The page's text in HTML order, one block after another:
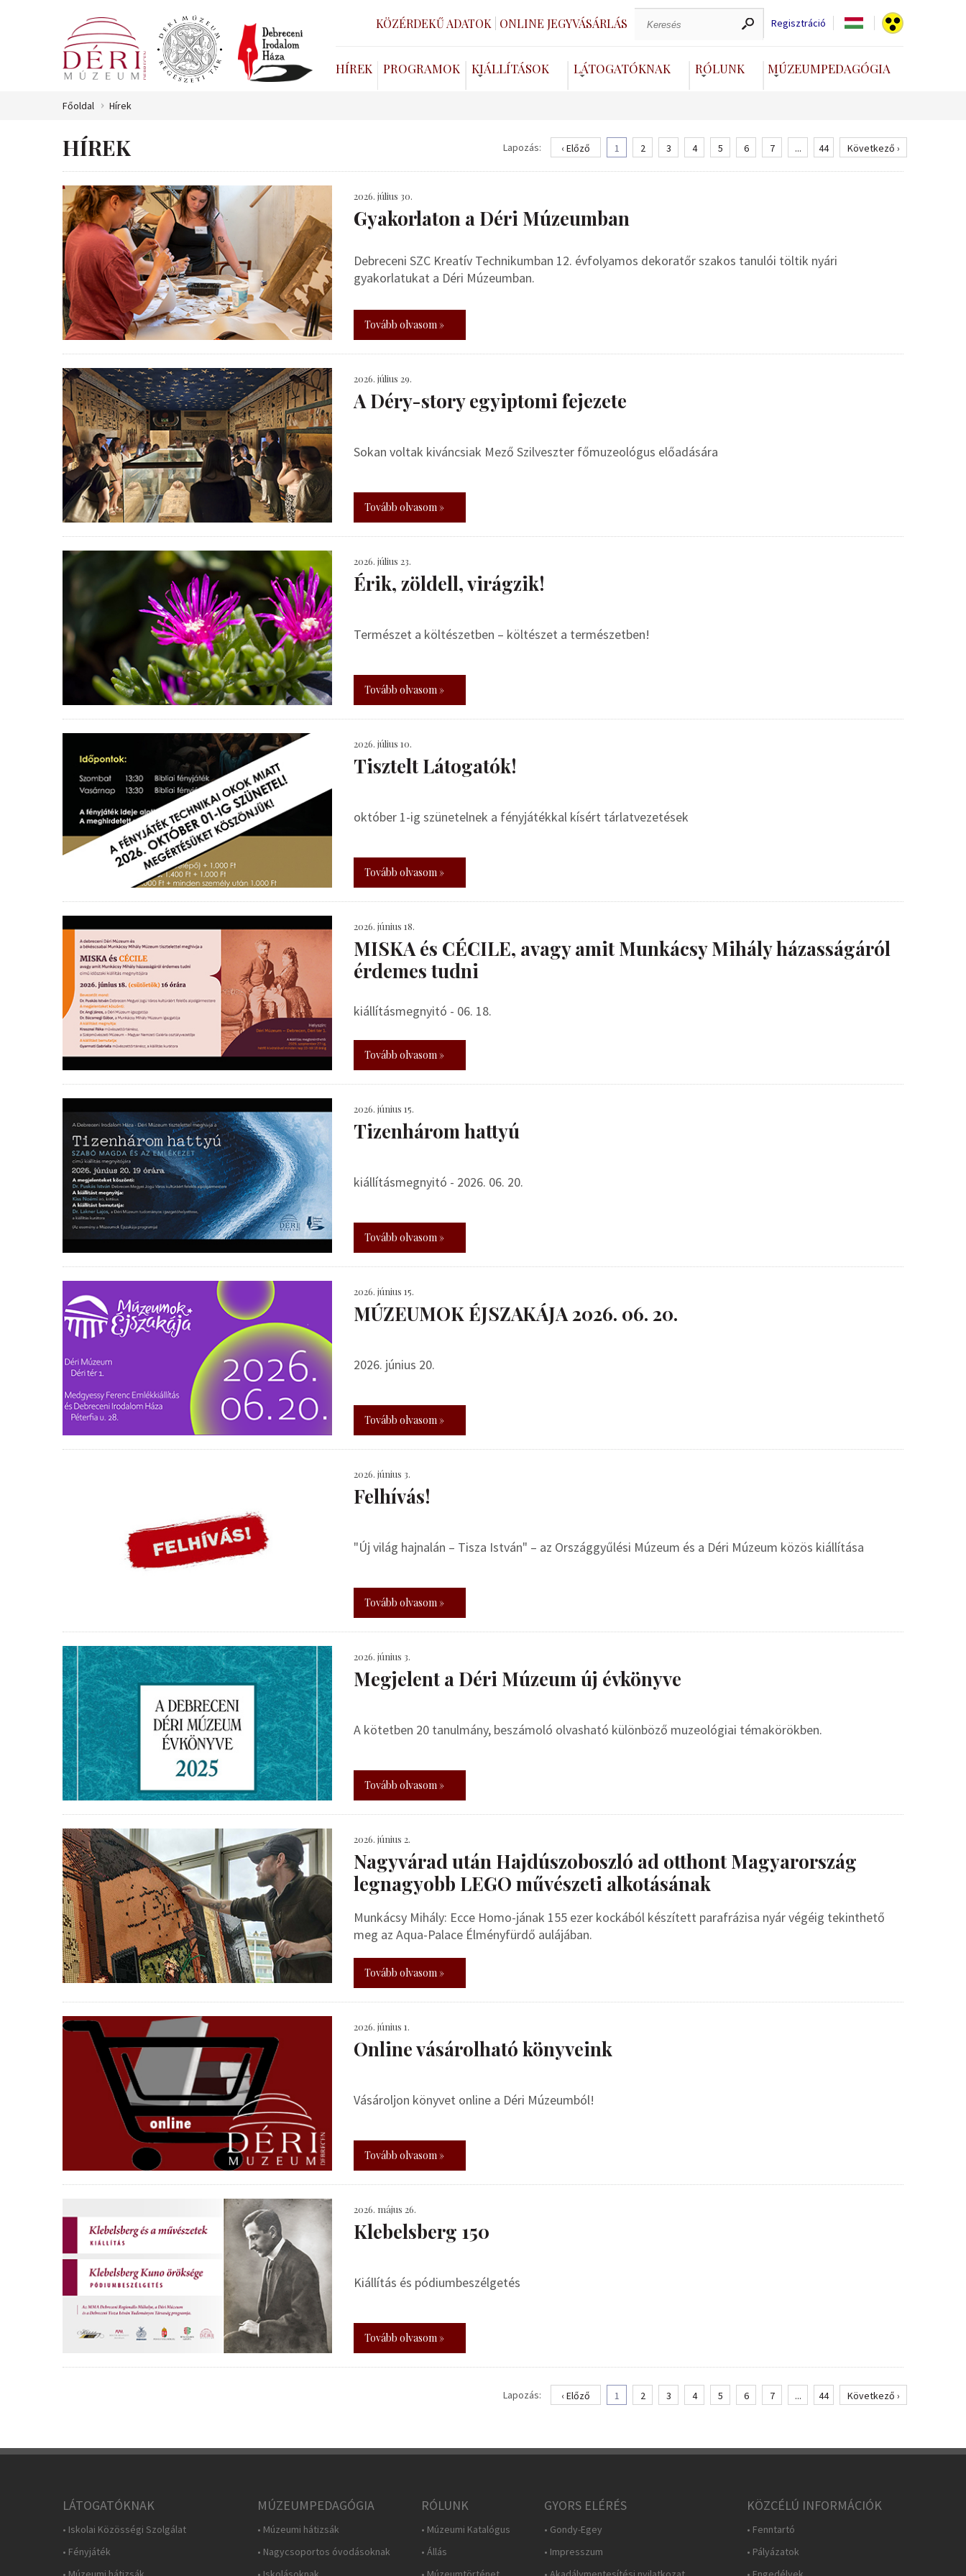
KÖZÉRDEKŰ ADATOK ONLINE JEGYVÁSÁRLÁS Regisztráció
HÍREK PROGRAMOK KIÁLLÍTÁSOK LÁTOGATÓKNAK RÓLUNK MÚZEUMPEDAGÓGIA
Főoldal Hírek
HÍREK Lapozás: ‹ Előző 1 2 3 4 5 6 7 ... 44 Következő ›
2026. július 30.
Gyakorlaton a Déri Múzeumban
Debreceni SZC Kreatív Technikumban 12. évfolyamos dekoratőr szakos tanulói töltik nyári
gyakorlatukat a Déri Múzeumban.
Tovább olvasom »
2026. július 29.
A Déry-story egyiptomi fejezete
Sokan voltak kiváncsiak Mező Szilveszter főmuzeológus előadására
Tovább olvasom »
2026. július 23.
Érik, zöldell, virágzik!
Természet a költészetben – költészet a természetben!
Tovább olvasom »
2026. július 10.
Tisztelt Látogatók!
október 1-ig szünetelnek a fényjátékkal kísért tárlatvezetések
Tovább olvasom »
2026. június 18.
MISKA és CÉCILE, avagy amit Munkácsy Mihály házasságáról
érdemes tudni
kiállításmegnyitó - 06. 18.
Tovább olvasom »
2026. június 15.
Tizenhárom hattyú
kiállításmegnyitó - 2026. 06. 20.
Tovább olvasom »
2026. június 15.
MÚZEUMOK ÉJSZAKÁJA 2026. 06. 20.
2026. június 20.
Tovább olvasom »
2026. június 3.
Felhívás!
"Új világ hajnalán – Tisza István" – az Országgyűlési Múzeum és a Déri Múzeum közös kiállítása
Tovább olvasom »
2026. június 3.
Megjelent a Déri Múzeum új évkönyve
A kötetben 20 tanulmány, beszámoló olvasható különböző muzeológiai témakörökben.
Tovább olvasom »
2026. június 2.
Nagyvárad után Hajdúszoboszló ad otthont Magyarország
legnagyobb LEGO művészeti alkotásának
Munkácsy Mihály: Ecce Homo-jának 155 ezer kockából készített parafrázisa nyár végéig tekinthető
meg az Aqua-Palace Élményfürdő aulájában.
Tovább olvasom »
2026. június 1.
Online vásárolható könyveink
Vásároljon könyvet online a Déri Múzeumból!
Tovább olvasom »
2026. május 26.
Klebelsberg 150
Kiállítás és pódiumbeszélgetés
Tovább olvasom »
Lapozás: ‹ Előző 1 2 3 4 5 6 7 ... 44 Következő ›
LÁTOGATÓKNAK
• Iskolai Közösségi Szolgálat
• Fényjáték
MÚZEUMPEDAGÓGIA
• Múzeumi hátizsák
• Nagycsoportos óvodásoknak
RÓLUNK
• Múzeumi Katalógus
• Állás
GYORS ELÉRÉS
• Gondy-Egey
• Impresszum
KÖZCÉLÚ INFORMÁCIÓK
• Fenntartó
• Pályázatok